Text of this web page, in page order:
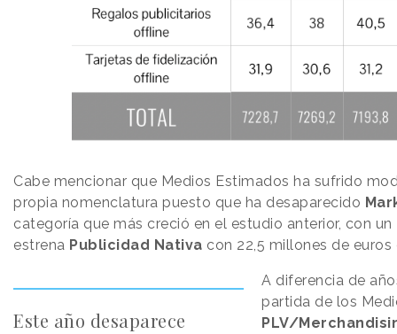
Cabe mencionar que Medios Estimados ha sufrido
propia nomenclatura puesto que ha desaparecido
categoría que más creció en el estudio anterior, con un
estrena Publicidad Nativa con 22,5 millones de euros
Este año desaparece
A diferencia de
partida de los
PLV/